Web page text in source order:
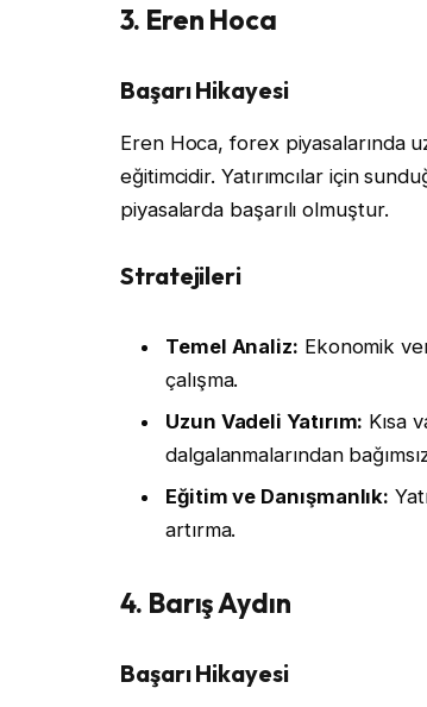
3. Eren Hoca
Başarı Hikayesi
Eren Hoca, forex piyasalarında
eğitimcidir. Yatırımcılar için
piyasalarda başarılı olmuştur.
Stratejileri
Temel Analiz: Ekonomik
çalışma.
Uzun Vadeli Yatırım: Kısa
dalgalanmalarından
Eğitim ve Danışmanlık:
artırma.
4. Barış Aydın
Başarı Hikayesi